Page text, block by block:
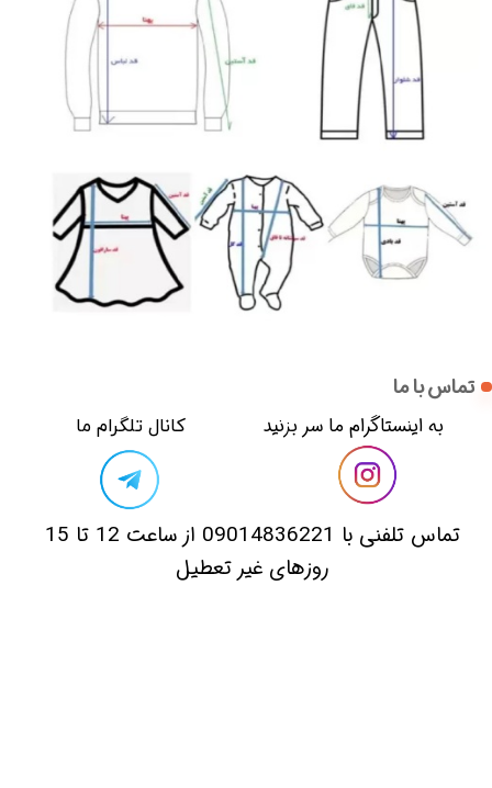
تماس با ما
​​به اینستاگرام ما سر بزنید​​​​​​​
​تماس تلفنی با 09014836221 از ساعت 12 تا 15
روزهای غیر تعطیل
​کانال تلگرام ما